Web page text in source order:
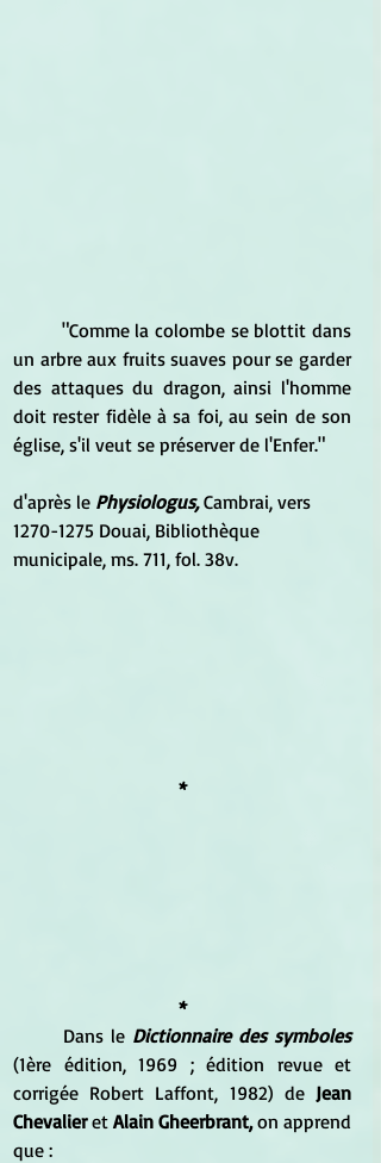
un arbre aux fruits suaves pour se garder
des attaques du dragon, ainsi l'homme
doit rester fidèle à sa foi, au sein de son
église, s'il veut se préserver de l'Enfer."
d'après le Physiologus, Cambrai, vers
1270-1275 Douai, Bibliothèque
municipale, ms. 711, fol. 38v.
*
*
	Dans le
Dictionnaire des symboles
(1ère édition, 1969 ; édition revue et
corrigée Robert Laffont, 1982) de Jean
Chevalier et Alain Gheerbrant, on apprend
que :